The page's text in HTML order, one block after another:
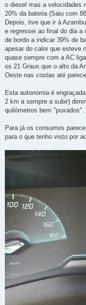
o diesel mas a velocidades
20% da bateria (Saiu com
Depois, tive que ir à
e regressei ao final do dia
de bordo a indicar 39% de
apesar do calor que esteve
quase sempre com a AC
os 21 Graus que o alto da
Oeste nas costas até
Esta autonomia é
2 km a sempre a subir)
quilómetros bem "puxados".
Para já os consumos
para o que tenho visto por